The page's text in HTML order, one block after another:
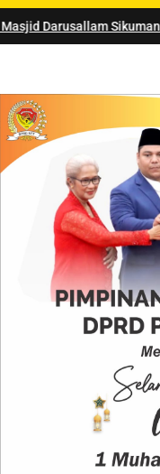
Semangat